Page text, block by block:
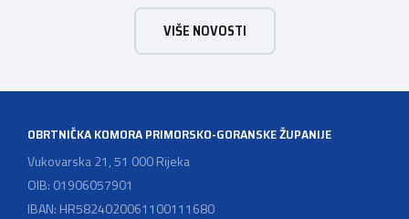
očekuje bogat stručni program s predavanjima
renomiranih domaćih i međunarodnih predavača: U sklopu
programa održat će se i panel rasprava „Profesija
VIŠE NOVOSTI
OBRTNIČKA KOMORA PRIMORSKO-GORANSKE ŽUPANIJE
Vukovarska 21, 51 000 Rijeka
OIB: 01906057901
IBAN: HR5824020061100111680